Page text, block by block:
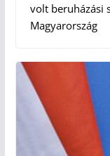
volt beruházási
Magyarország